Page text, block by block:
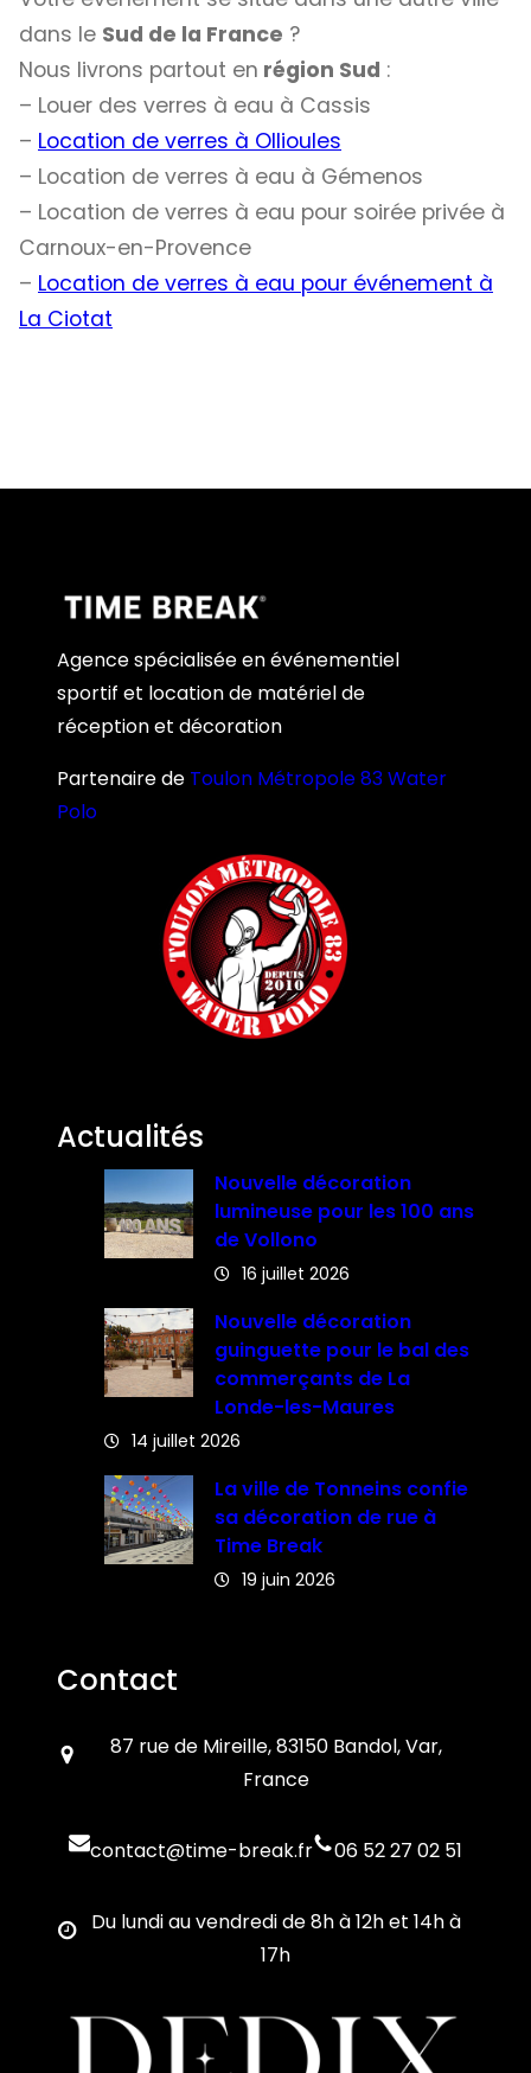
dans le Sud de la France ?
Nous livrons partout en région Sud :
– Louer des verres à eau à Cassis
– Location de verres à Ollioules
– Location de verres à eau à Gémenos
– Location de verres à eau pour soirée privée à
Carnoux-en-Provence
– Location de verres à eau pour événement à
La Ciotat
Agence spécialisée en événementiel
sportif et location de matériel de
réception et décoration
Partenaire de Toulon Métropole 83 Water
Polo
Actualités
Nouvelle décoration
lumineuse pour les 100 ans
de Vollono
16 juillet 2026
Nouvelle décoration
guinguette pour le bal des
commerçants de La
Londe-les-Maures
14 juillet 2026
La ville de Tonneins confie
sa décoration de rue à
Time Break
19 juin 2026
Contact
87 rue de Mireille, 83150 Bandol, Var,
France
contact@time-break.fr 06 52 27 02 51
Du lundi au vendredi de 8h à 12h et 14h à
17h